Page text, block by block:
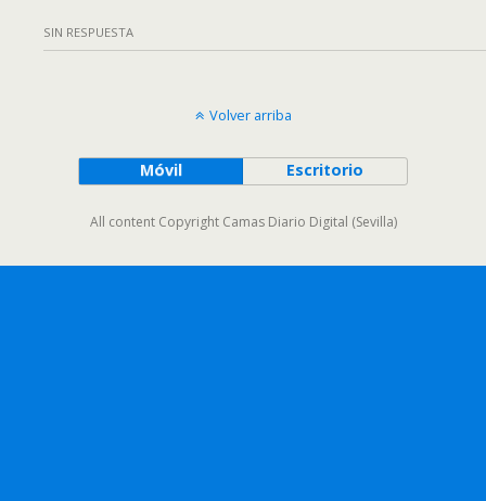
SIN RESPUESTA
Volver arriba
Móvil Escritorio
All content Copyright Camas Diario Digital (Sevilla)